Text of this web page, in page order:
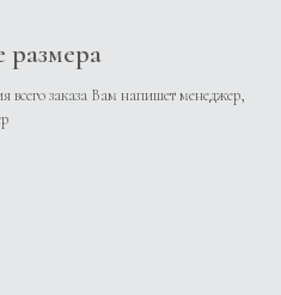
размера
всего заказа Вам напишет менеджер,